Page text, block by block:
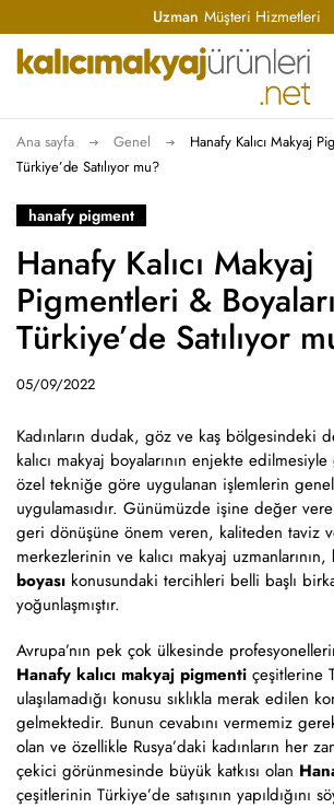
Uzman Müşteri Hizmetleri
Ana sayfa Genel
Hanafy Kalıcı Makyaj
Türkiye’de Satılıyor mu?
hanafy pigment
Hanafy Kalıcı Makyaj
Pigmentleri & Boyaları
Türkiye’de Satılıyor
05/09/2022
Kadınların dudak, göz ve kaş bölgesindeki
kalıcı makyaj boyalarının enjekte
özel tekniğe göre uygulanan işlemlerin genel
uygulamasıdır. Günümüzde işine değer
geri dönüşüne önem veren, kaliteden taviz
merkezlerinin ve kalıcı makyaj uzmanlarının,
boyası konusundaki tercihleri belli başlı
yoğunlaşmıştır.
Avrupa’nın pek çok ülkesinde
Hanafy kalıcı makyaj pigmenti çeşitlerine
ulaşılamadığı konusu sıklıkla merak edilen
gelmektedir. Bunun cevabını vermemiz
olan ve özellikle Rusya’daki kadınların her
çekici görünmesinde büyük katkısı olan
çeşitlerinin Türkiye’de satışının yapıldığını